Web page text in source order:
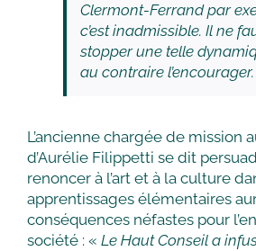
Clermont-Ferrand par
c’est inadmissible. Il ne
stopper une telle
au contraire l’encourager.
L’ancienne chargée de mission
d’Aurélie Filippetti se dit
renoncer à l’art et à la culture
apprentissages élémentaires
conséquences néfastes pour
société : « Le Haut Conseil a